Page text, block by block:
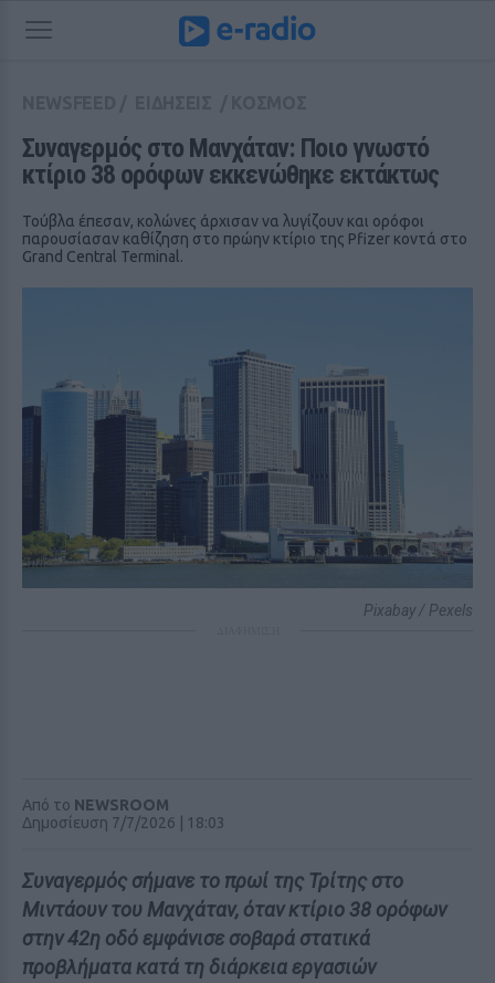
Συναγερμός στο Μανχάταν: Ποιο γνωστό
κτίριο 38 ορόφων εκκενώθηκε εκτάκτως
Τούβλα έπεσαν, κολώνες άρχισαν να λυγίζουν και ορόφοι
παρουσίασαν καθίζηση στο πρώην κτίριο της Pfizer κοντά στο
Grand Central Terminal.
Pixabay / Pexels
Από το NEWSROOM
Δημοσίευση 7/7/2026 | 18:03
Συναγερμός σήμανε το πρωί της Τρίτης στο
Μιντάουν του Μανχάταν, όταν κτίριο 38 ορόφων
στην 42η οδό εμφάνισε σοβαρά στατικά
προβλήματα κατά τη διάρκεια εργασιών